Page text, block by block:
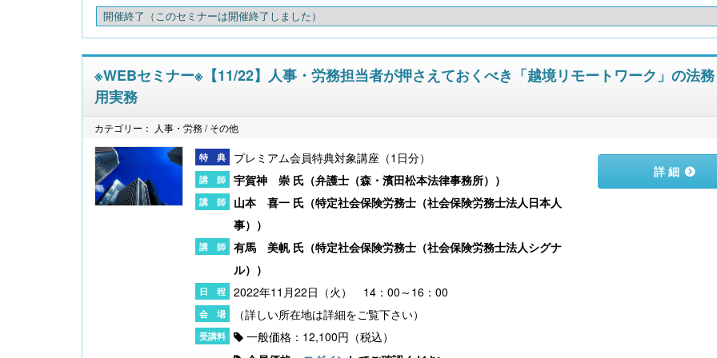
開催終了 （このセミナーは開催終了しました）
※WEBセミナー※【11/22】人事・労務担当者が押さえておくべき「越境リモートワーク」の法
用実務
カテゴリー： 人事・労務 / その他
プレミアム会員特典対象講座（1日分）
宇賀神 崇 氏（弁護士（森・濱田松本法律事務所） ）
山本 喜一 氏（特定社会保険労務士（社会保険労務士法人日本人
事） ）
有馬 美帆 氏（特定社会保険労務士（社会保険労務士法人シグナ
ル） ）
2022年11月22日（火） 14：00～16：00
一般価格：12,100円（税込）
詳 細